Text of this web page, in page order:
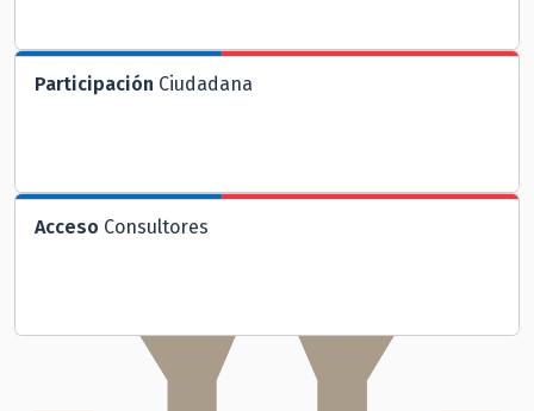
Participación Ciudadana
Acceso Consultores